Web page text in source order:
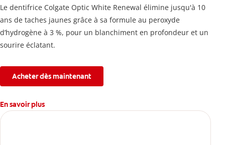
Le dentifrice Colgate Optic White Renewal élimine jusqu'à 10
ans de taches jaunes grâce à sa formule au peroxyde
d’hydrogène à 3 %, pour un blanchiment en profondeur et un
sourire éclatant.
Acheter dès maintenant
En savoir plus